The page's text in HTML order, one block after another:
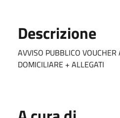
Descrizione
AVVISO PUBBLICO VOUCHER
DOMICILIARE + ALLEGATI